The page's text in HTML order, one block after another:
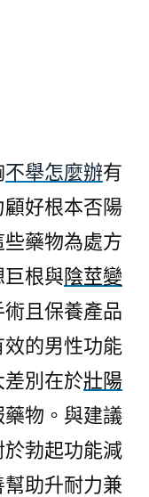
不舉怎麼辦有
好根本否陽
些藥物為處方
根與陰莖變
且保養產品
效的男性功能
別在於壯陽
物。與建議
於勃起功能減
助升耐力兼